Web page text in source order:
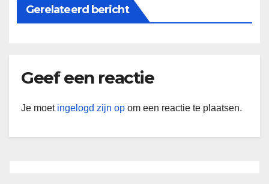
Gerelateerd bericht
Geef een reactie
Je moet ingelogd zijn op om een reactie te plaatsen.